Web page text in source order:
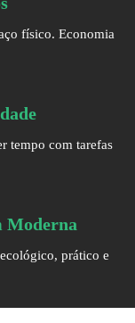
físico. Economia
tempo com tarefas
Moderna
prático e